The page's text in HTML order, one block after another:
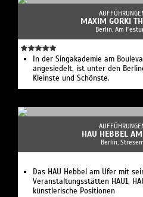
MAXIM GORKI
Berlin, Am
In der Singakademie am
angesiedelt, ist unter den
Kleinste und Schönste.
HAU HEBBEL
Berlin,
Das HAU Hebbel am Ufer mit
Veranstaltungsstätten HAU1,
künstlerische Positionen